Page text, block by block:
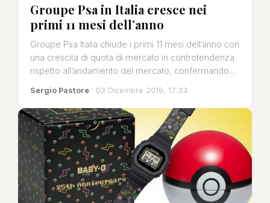
Groupe Psa in Italia cresce nei
primi 11 mesi dell’anno
Groupe Psa Italia chiude i primi 11 mesi dell’anno con
una crescita di quota di mercato in controtendenza
rispetto all’andamento del mercato, confermando...
Sergio Pastore · 03 Dicembre 2019, 17:33